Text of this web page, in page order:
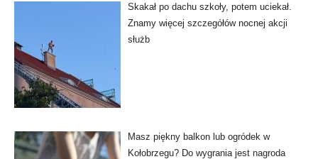
Skakał po dachu szkoły, potem uciekał.
Znamy więcej szczegółów nocnej akcji
służb
Masz piękny balkon lub ogródek w
Kołobrzegu? Do wygrania jest nagroda